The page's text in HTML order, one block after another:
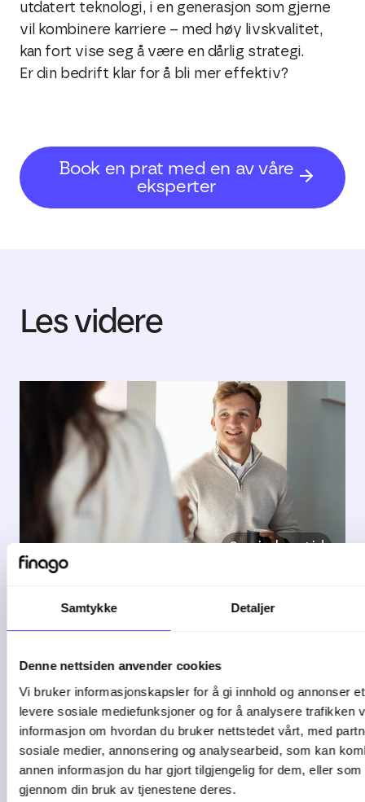
Samtykke Detaljer
Denne nettsiden anvender cookies
Vi bruker informasjonskapsler for å gi innhold og annonser
levere sosiale mediefunksjoner og for å analysere trafikken
informasjon om hvordan du bruker nettstedet vårt, med
sosiale medier, annonsering og analysearbeid, som kan
annen informasjon du har gjort tilgjengelig for dem, eller
gjennom din bruk av tjenestene deres.
utdatert teknologi, i en generasjon som gjerne
vil kombinere karriere – med høy livskvalitet,
kan fort vise seg å være en dårlig strategi.
Er din bedrift klar for å bli mer effektiv?
Book en prat med en av våre
eksperter
Les videre
3 min lesetid
Slik får du kontroll på
God oppdragsstyring handler om mer
enn å ...
04-08-26